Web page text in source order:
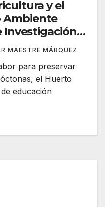
y el
Ambiente
Investigación
MAESTRE MÁRQUEZ
para preservar
el Huerto
educación